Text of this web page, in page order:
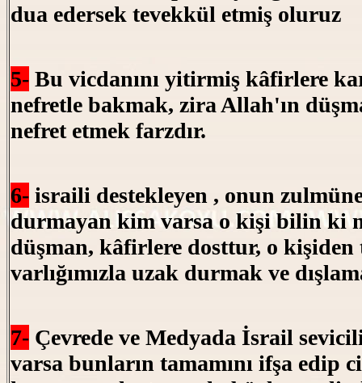
dua edersek tevekkül etmiş oluruz
5- Bu vicdanını yitirmiş kâfirlere
nefretle bakmak, zira Allah'ın
nefret etmek farzdır.
6- israili destekleyen , onun
durmayan kim varsa o kişi bilin ki
düşman, kâfirlere dosttur, o kişiden
varlığımızla uzak durmak ve
7- Çevrede ve Medyada İsrail
varsa bunların tamamını ifşa edip